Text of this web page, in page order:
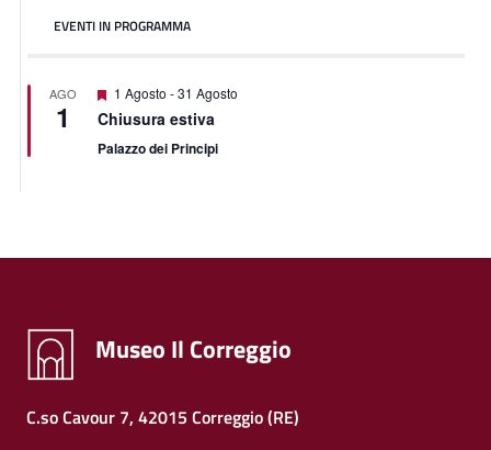
EVENTI IN PROGRAMMA
AGO
1
Segnalati
1 Agosto -31 Agosto
Chiusura estiva
Palazzo dei Principi
Museo Il Correggio
C.so Cavour 7, 42015 Correggio (RE)